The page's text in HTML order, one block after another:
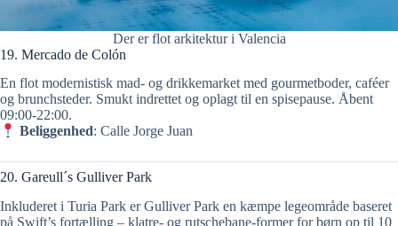
Der er flot arkitektur i Valencia
19. Mercado de Colón
En flot modernistisk mad- og drikkemarket med gourmetboder, caféer
og brunchsteder. Smukt indrettet og oplagt til en spisepause. Åbent
09:00‑22:00.
Beliggenhed: Calle Jorge Juan
20. Gareull´s Gulliver Park
Inkluderet i Turia Park er Gulliver Park en kæmpe legeområde baseret
på Swift’s fortælling – klatre- og rutschebane-former for børn op til 10